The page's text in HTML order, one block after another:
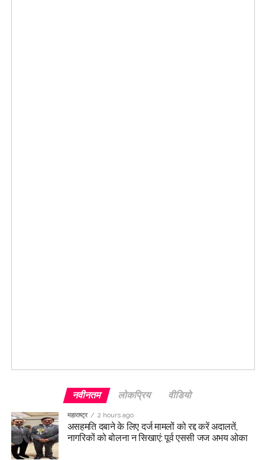
नवीनतम लोकप्रिय वीडियो
महाराष्ट्र 2 hours ago
असहमति दबाने के लिए दर्ज मामलों को रद्द करें अदालतें,
नागरिकों को बोलना न सिखाएं: पूर्व एससी जज अभय ओका